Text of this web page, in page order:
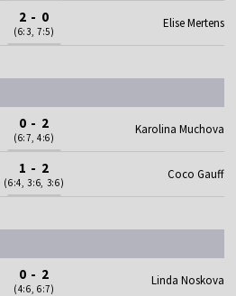
2 - 0
(6:3, 7:5)
Elise Mertens
0 - 2
(6:7, 4:6)
Karolina Muchova
1 - 2
(6:4, 3:6, 3:6)
Coco Gauff
0 - 2
(4:6, 6:7)
Linda Noskova